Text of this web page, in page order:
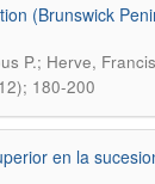
(Brunswick
P.; Herve,
180-200
en la